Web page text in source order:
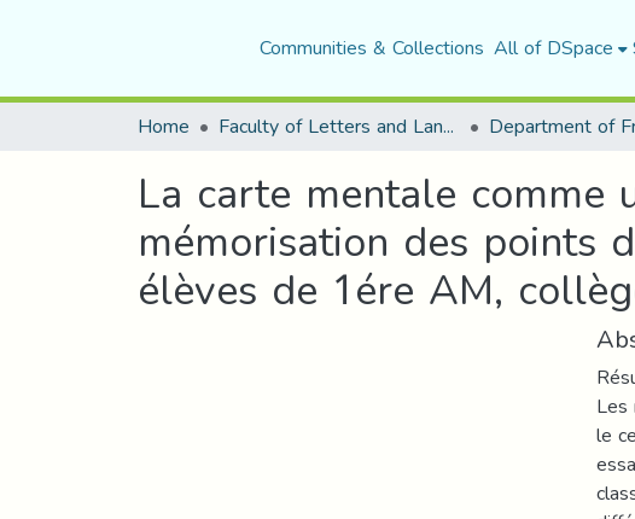
Communities & Collections All of DSpace
Home Faculty of Letters and Languages
La carte mentale
mémorisation des points
élèves de 1ére AM,
Les
le